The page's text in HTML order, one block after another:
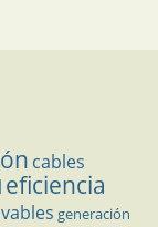
cables
eficiencia
generación